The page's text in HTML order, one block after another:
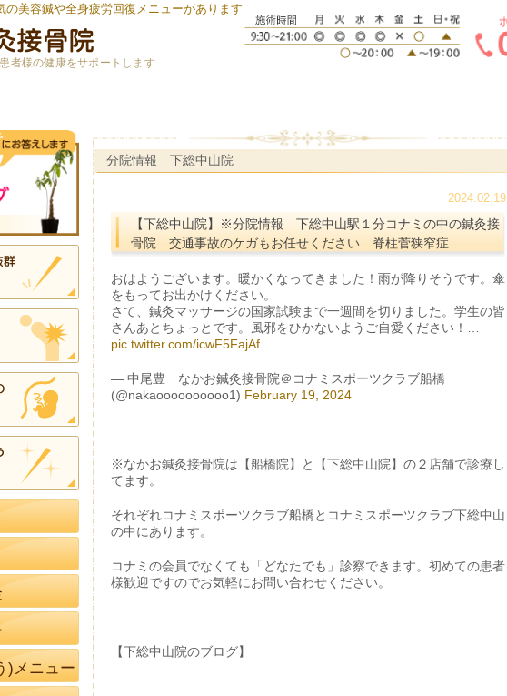
の美容鍼や全身疲労回復メニューがあります
者様の健康をサポートします
分院情報 下総中山院
2024.02.19
【下総中山院】※分院情報 下総中山駅１分コナミの中の鍼灸接
骨院 交通事故のケガもお任せください 脊柱菅狭窄症
おはようございます。暖かくなってきました！雨が降りそうです。傘
をもってお出かけください。
さて、鍼灸マッサージの国家試験まで一週間を切りました。学生の皆
さんあとちょっとです。風邪をひかないようご自愛ください！…
pic.twitter.com/icwF5FajAf
— 中尾豊 なかお鍼灸接骨院＠コナミスポーツクラブ船橋
(@nakaoooooooooo1) February 19, 2024
※なかお鍼灸接骨院は【船橋院】と【下総中山院】の２店舗で診療し
てます。
それぞれコナミスポーツクラブ船橋とコナミスポーツクラブ下総中山
の中にあります。
コナミの会員でなくても「どなたでも」診察できます。初めての患者
様歓迎ですのでお気軽にお問い合わせください。
【下総中山院のブログ】
)メニュー